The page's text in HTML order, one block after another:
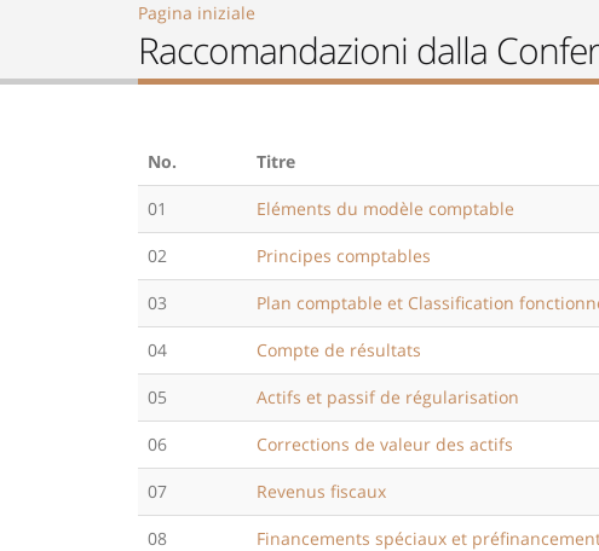
Pagina iniziale
Raccomandazioni dalla
No. Titre
01 Eléments du modèle comptable
02 Principes comptables
03 Plan comptable et Classification
04 Compte de résultats
05 Actifs et passif de régularisation
06 Corrections de valeur des actifs
07 Revenus fiscaux
08 Financements spéciaux et